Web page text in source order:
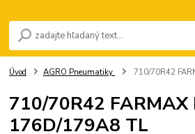
Úvod AGRO Pneumatiky 710/70R42
710/70R42 FARMAX
176D/179A8 TL